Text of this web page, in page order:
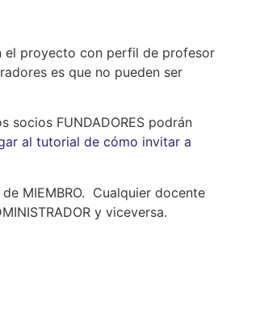
el proyecto con perfil de profesor
es que no pueden ser
socios FUNDADORES podrán
al tutorial de cómo invitar a
MIEMBRO. Cualquier docente
y viceversa.